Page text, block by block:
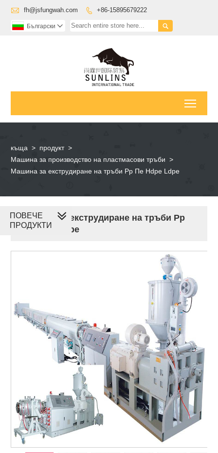
 fh@jsfungwah.com  +86-15895679222

Български 
къща > продукт >
Машина за производство на пластмасови тръби >
Машина за екструдиране на тръби Pp Пе Hdpe Ldpe
Машина за екструдиране на тръби Pp
Пе Hdpe Ldpe
ПОВЕЧЕ
ПРОДУКТИ